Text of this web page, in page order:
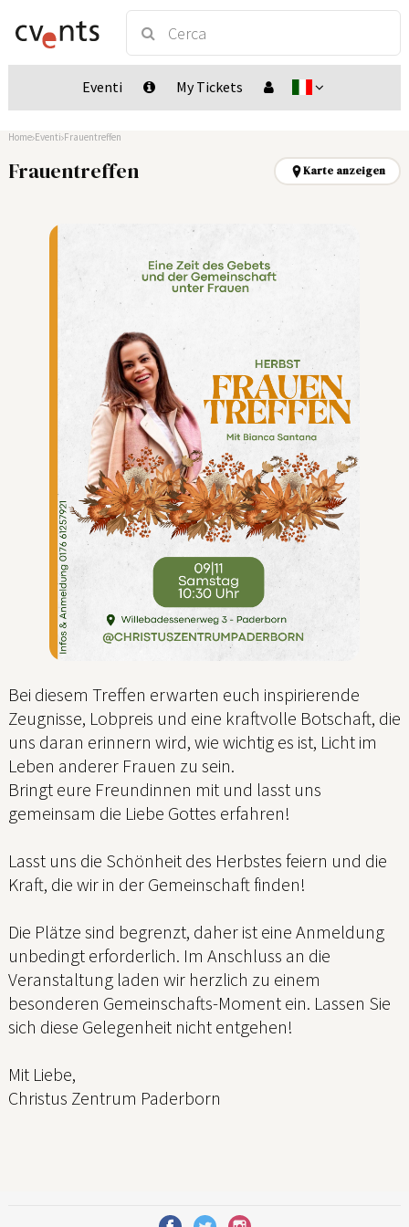
Eventi My Tickets
Home Eventi Frauentreffen
Frauentreffen Karte anzeigen
Bei diesem Treffen erwarten euch inspirierende
Zeugnisse, Lobpreis und eine kraftvolle Botschaft, die
uns daran erinnern wird, wie wichtig es ist, Licht im
Leben anderer Frauen zu sein.
Bringt eure Freundinnen mit und lasst uns
gemeinsam die Liebe Gottes erfahren!
Lasst uns die Schönheit des Herbstes feiern und die
Kraft, die wir in der Gemeinschaft finden!
Die Plätze sind begrenzt, daher ist eine Anmeldung
unbedingt erforderlich. Im Anschluss an die
Veranstaltung laden wir herzlich zu einem
besonderen Gemeinschafts-Moment ein. Lassen Sie
sich diese Gelegenheit nicht entgehen!
Mit Liebe,
Christus Zentrum Paderborn